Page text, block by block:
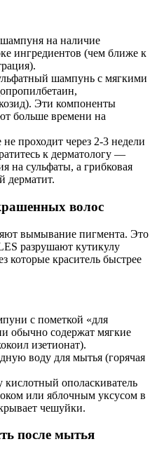
шампуня на наличие
ингредиентов (чем ближе к
шампунь с мягкими
Эти компоненты
больше времени на
проходит через 2-3 недели
к дерматологу —
на сульфаты, а грибковая
дерматит.
волос
вымывание пигмента. Это
разрушают кутикулу
которые краситель быстрее
с пометкой «для
обычно содержат мягкие
изетионат).
воду для мытья (горячая
кислотный ополаскиватель
или яблочным уксусом в
чешуйки.
после мытья